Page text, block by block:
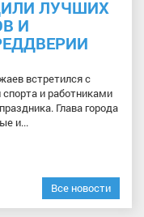
ЛУЧШИХ
И
встретился с
и работниками
Глава города
и...
Все новости